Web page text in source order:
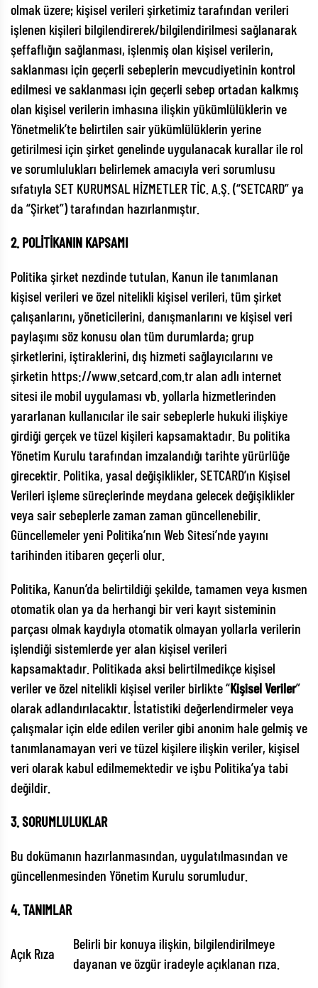
olmak üzere; kişisel verileri şirketimiz tarafından verileri
işlenen kişileri bilgilendirerek/bilgilendirilmesi sağlanarak
şeffaflığın sağlanması, işlenmiş olan kişisel verilerin,
saklanması için geçerli sebeplerin mevcudiyetinin kontrol
edilmesi ve saklanması için geçerli sebep ortadan kalkmış
olan kişisel verilerin imhasına ilişkin yükümlülüklerin ve
Yönetmelik’te belirtilen sair yükümlülüklerin yerine
getirilmesi için şirket genelinde uygulanacak kurallar ile rol
ve sorumlulukları belirlemek amacıyla veri sorumlusu
sıfatıyla SET KURUMSAL HİZMETLER TİC. A.Ş. (“SETCARD” ya
da “Şirket”) tarafından hazırlanmıştır.
2. POLİTİKANIN KAPSAMI
Politika şirket nezdinde tutulan, Kanun ile tanımlanan
kişisel verileri ve özel nitelikli kişisel verileri, tüm şirket
çalışanlarını, yöneticilerini, danışmanlarını ve kişisel veri
paylaşımı söz konusu olan tüm durumlarda; grup
şirketlerini, iştiraklerini, dış hizmeti sağlayıcılarını ve
şirketin https://www.setcard.com.tr alan adlı internet
sitesi ile mobil uygulaması vb. yollarla hizmetlerinden
yararlanan kullanıcılar ile sair sebeplerle hukuki ilişkiye
girdiği gerçek ve tüzel kişileri kapsamaktadır. Bu politika
Yönetim Kurulu tarafından imzalandığı tarihte yürürlüğe
girecektir. Politika, yasal değişiklikler, SETCARD’ın Kişisel
Verileri işleme süreçlerinde meydana gelecek değişiklikler
veya sair sebeplerle zaman zaman güncellenebilir.
Güncellemeler yeni Politika’nın Web Sitesi’nde yayını
tarihinden itibaren geçerli olur.
Politika, Kanun’da belirtildiği şekilde, tamamen veya kısmen
otomatik olan ya da herhangi bir veri kayıt sisteminin
parçası olmak kaydıyla otomatik olmayan yollarla verilerin
işlendiği sistemlerde yer alan kişisel verileri
kapsamaktadır. Politikada aksi belirtilmedikçe kişisel
veriler ve özel nitelikli kişisel veriler birlikte “Kişisel Veriler”
olarak adlandırılacaktır. İstatistiki değerlendirmeler veya
çalışmalar için elde edilen veriler gibi anonim hale gelmiş ve
tanımlanamayan veri ve tüzel kişilere ilişkin veriler, kişisel
veri olarak kabul edilmemektedir ve işbu Politika’ya tabi
değildir.
3. SORUMLULUKLAR
Bu dokümanın hazırlanmasından, uygulatılmasından ve
güncellenmesinden Yönetim Kurulu sorumludur.
4. TANIMLAR
Açık Rıza
Belirli bir konuya ilişkin, bilgilendirilmeye
dayanan ve özgür iradeyle açıklanan rıza.